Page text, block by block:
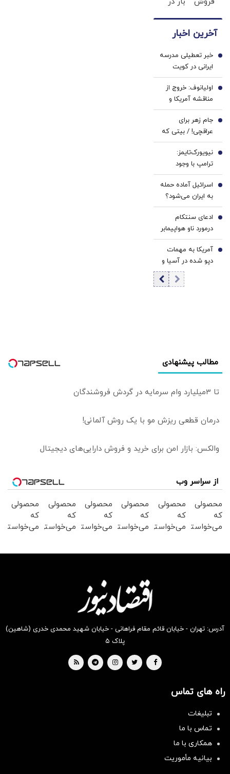
درمان
خریداریم
بفروشش
این
کرم
ترمیم
کننده
23
روزه
آخرین اخبار
خبر تعطیلی مدرسه
ایرانی در کویت
صحت دارد؟/ مقام
مسئول: سابقه این
مدارس به قبل از
انقلاب برمی‌گردد
1
اولیانوف: خروج از
مناقشه آمریکا و
ایران، تنها از مسیر
دیپلماسی ممکن
است
2
جام زهر برای
عراقچی! / بیتی که
پزشکیان در نشست
خبری خواند
3
نیویورک‌تایمز:
ترامپ با وجود
هشدار ارتش آمریکا
جنگ با ایران را آغاز
کرد
4
اسرائیل آماده حمله
به ایران می‌شود؟
5
ادعای سنتکام
درمورد ناو هواپیمابر
آبراهام لینکلن در
منطقه
6
آمریکا به مهمات
دپو شده در آسیا و
اروپا روی آورد؟
7
مطالب پیشنهادی
تا 3میلیارد وام سرمایه در گردش فروشندگان
درمان قطعی ریزش مو با یک روش آلمانی!
والکس: بازار امن برای خرید و فروش دارایی‌های دیجیتال
از سراسر وب
محصولی
که
می‌خواستی
محصولی
که
می‌خواستی
محصولی
که
می‌خواستی
بخر !
محصولی
که
می‌خواستی
بخر !
محصولی
که
می‌خواستی
محصولی
که
می‌خواستی
آدرس: تهران - خیابان قائم مقام فراهانی - خیابان شهید محمدی خدری (شاهین)
پلاک ۵
راه های تماس
تبلیغات
تماس با ما
همکاری با ما
بیانیه مأموریت